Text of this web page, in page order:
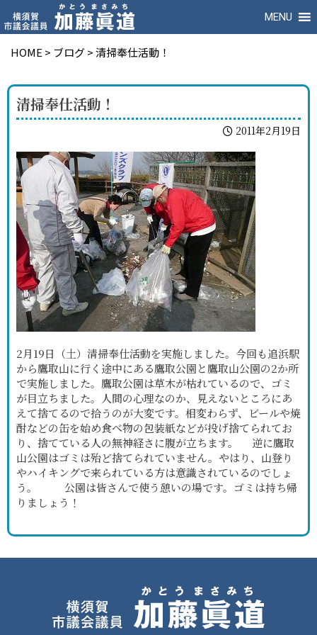
MENU
HOME > ブログ>清掃奉仕活動！
清掃奉仕活動！
2011年2月19日
2月19日（土）清掃奉仕活動を実施しました。今回も追浜駅
から鷹取山に行く途中にある鷹取公園と鷹取山公園の2か所
で実施しました。鷹取公園は草木が枯れているので、ゴミ
が目立ちました。人間の心理なのか、見えないところにあ
えて捨てるので拾うのが大変です。相変わらず、ビールや焼
酎などの缶を始め食べ物の包装紙などが投げ捨てられてお
り、捨てている人の無神経さに腹が立ちます。 逆に鷹取
山公園はゴミは殆ど捨てられていません。やはり、山登り
やハイキングで来られている方は意識されているのでしょ
う。 公園は皆さんで使う憩いの場です。ゴミは持ち帰
りましょう！